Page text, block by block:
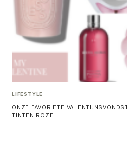
LIFESTYLE
ONZE FAVORIETE
TINTEN ROZE